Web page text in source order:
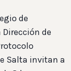
de
Dirección de
Salta invitan a